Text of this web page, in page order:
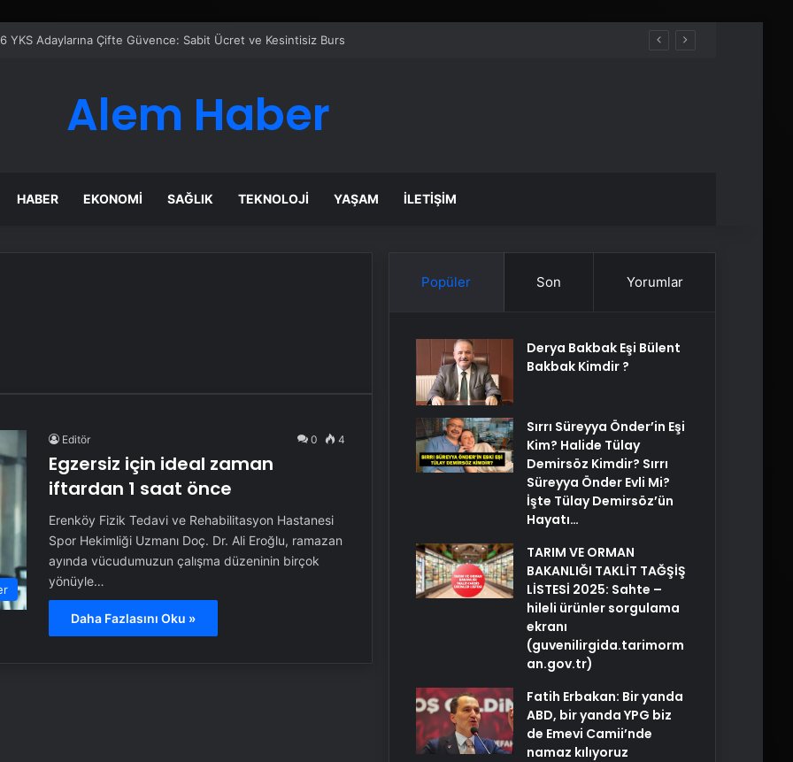
YKS Adaylarına Çifte Güvence: Sabit Ücret ve Kesintisiz Burs
Alem Haber
HABER EKONOMI SAĞLIK TEKNOLOJI YAŞAM İLETIŞIM
Editör 0 4
Egzersiz için ideal zaman
iftardan 1 saat önce
Erenköy Fizik Tedavi ve Rehabilitasyon Hastanesi
Spor Hekimliği Uzmanı Doç. Dr. Ali Eroğlu, ramazan
ayında vücudumuzun çalışma düzeninin birçok
yönüyle…
Daha Fazlasını Oku »
Popüler Son Yorumlar
Derya Bakbak Eşi Bülent
Bakbak Kimdir ?
Sırrı Süreyya Önder’in Eşi
Kim? Halide Tülay
Demirsöz Kimdir? Sırrı
Süreyya Önder Evli Mi?
İşte Tülay Demirsöz’ün
Hayatı…
TARIM VE ORMAN
BAKANLIĞI TAKLİT TAĞŞİŞ
LİSTESİ 2025: Sahte –
hileli ürünler sorgulama
ekranı
(guvenilirgida.tarimorm
an.gov.tr)
Fatih Erbakan: Bir yanda
ABD, bir yanda YPG biz
de Emevi Camii’nde
namaz kılıyoruz